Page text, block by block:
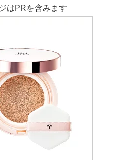
はPRを含みます